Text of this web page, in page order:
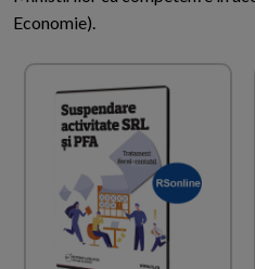
Economie).